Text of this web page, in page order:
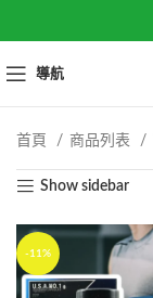
導航
首頁 商品列表
Show sidebar
-11%